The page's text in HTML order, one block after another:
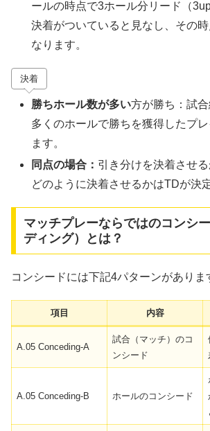
ールの時点で3ホール分リード（
決着がついていると見なし、その
なります。
決着
勝ちホール数が多い方が勝ち：試
多くのホールで勝ちを獲得したプ
ます。
同点の場合： 引き分けを決着させ
どのように決着させるかはTDが決
マッチプレーならではのコンシ
ディング）とは？
コンシードには下記4パターンがありま
項目 内容
A.05 Conceding-A
試合（マッチ）のコ
ンシード
A.05 Conceding-B ホールのコンシード